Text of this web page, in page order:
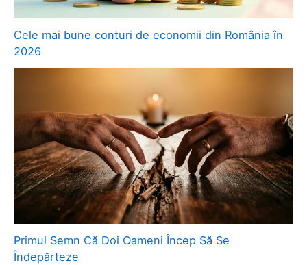
Cele mai bune conturi de economii din România în
2026
Primul Semn Că Doi Oameni Încep Să Se
Îndepărteze